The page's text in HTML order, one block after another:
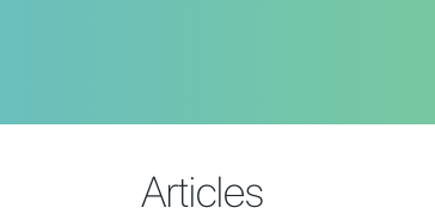
Articles